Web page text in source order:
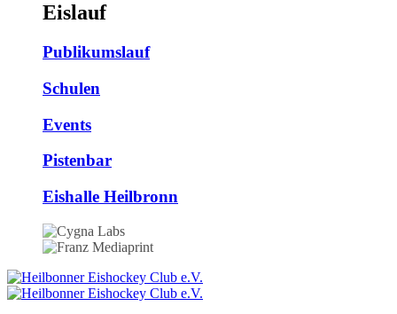
Eislauf
Publikumslauf
Schulen
Events
Pistenbar
Eishalle Heilbronn